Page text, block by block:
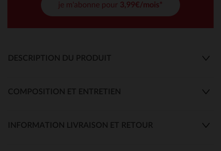
je m'abonne pour 3,99€/mois*
DESCRIPTION DU PRODUIT
COMPOSITION ET ENTRETIEN
INFORMATION LIVRAISON ET RETOUR